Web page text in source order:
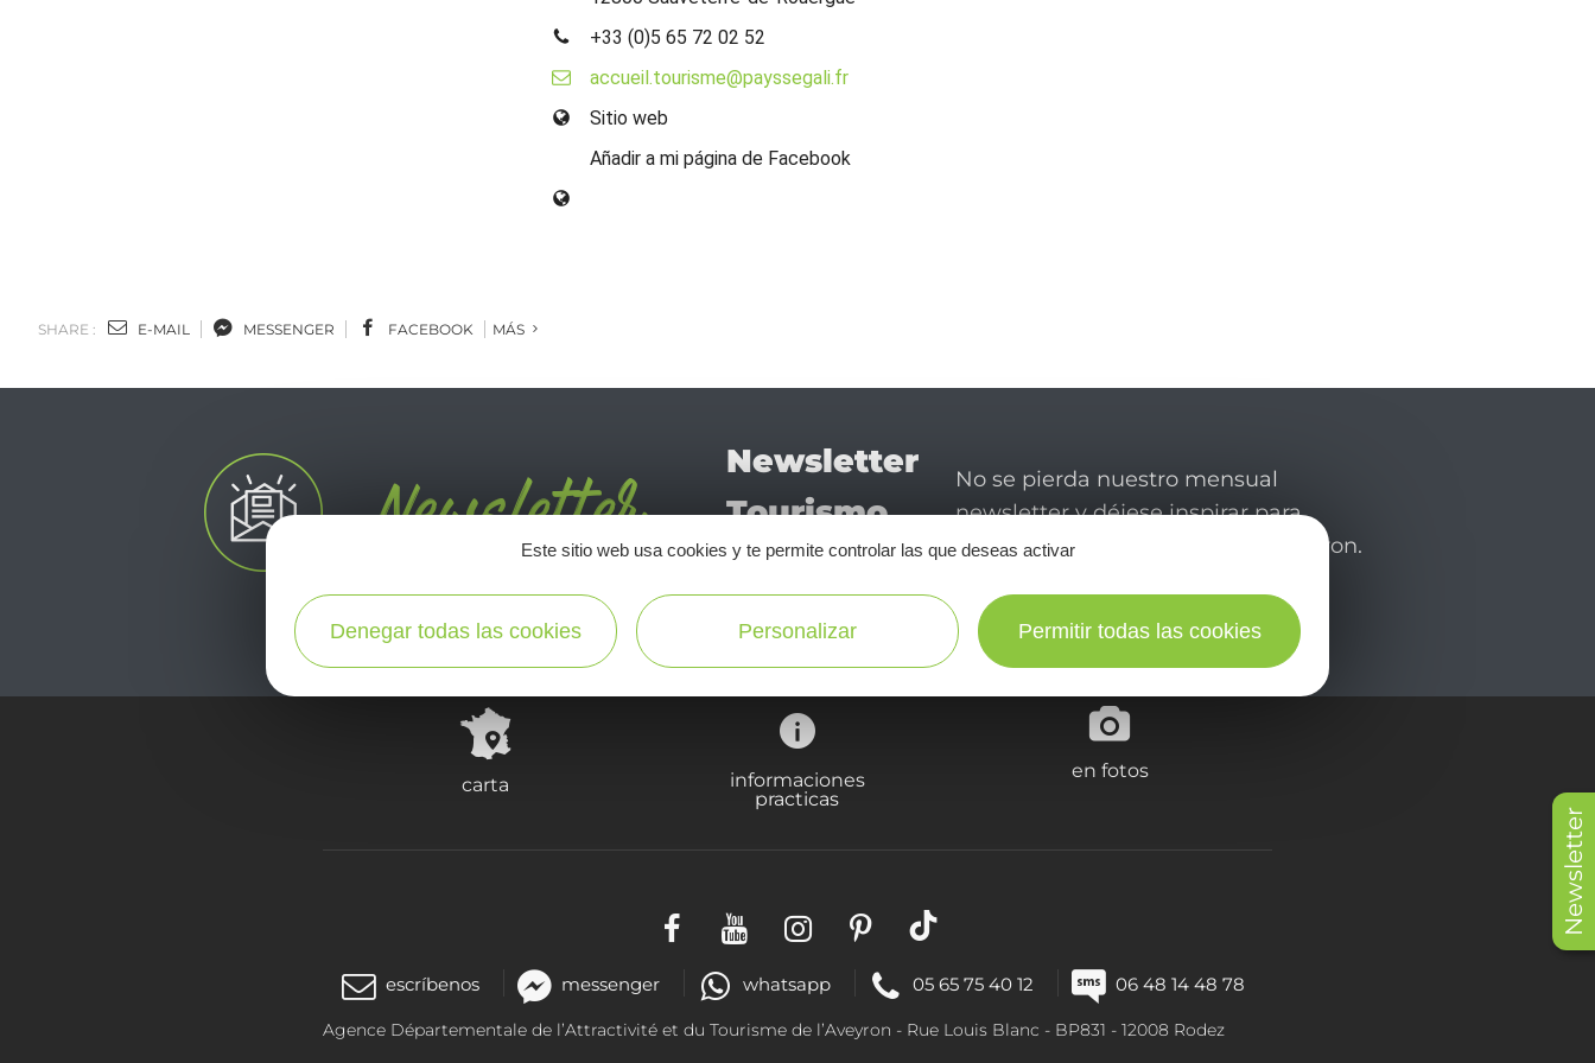
Newsletter
+33 (0)5 65 72 02 52
accueil.tourisme@payssegali.fr
Sitio web
Añadir a mi página de Facebook
SHARE : E-MAIL MESSENGER FACEBOOK MÁS
Newsletter
Tourismo
en Aveyron
No se pierda nuestro mensual
newsletter y déjese inspirar para
disfrutar de su estancia en el Aveyron.
¡SUSCRÍBASE A NUESTRO NEWSLETTER AQUÍ!
carta
informaciones
practicas
en fotos
escríbenos messenger whatsapp 05 65 75 40 12 06 48 14 48 78
Agence Départementale de l’Attractivité et du Tourisme de l’Aveyron - Rue Louis Blanc - BP831 - 12008 Rodez
Este sitio web usa cookies y te permite controlar las que deseas activar
Denegar todas las cookies Personalizar Permitir todas las cookies